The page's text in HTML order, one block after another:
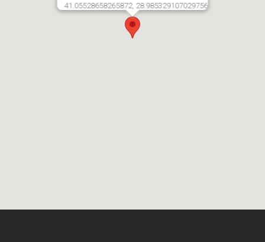
41.05528658265872, 28.985329107029756